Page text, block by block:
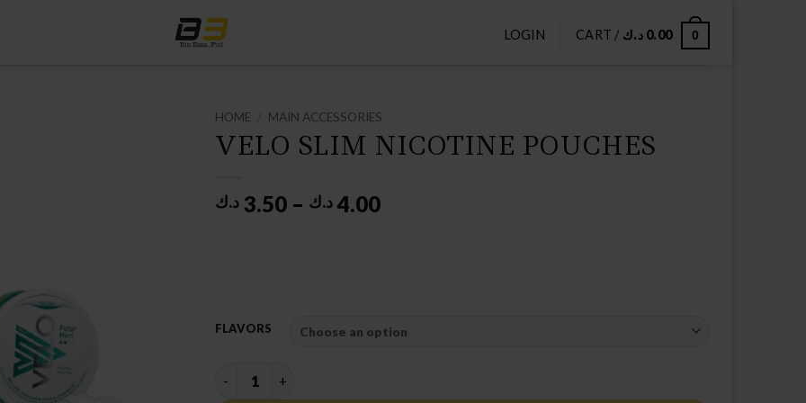
LOGIN CART / 0.00 د.ك 0
HOME MAIN ACCESSORIES
VELO SLIM NICOTINE POUCHES
3.50 د.ك – 4.00 د.ك
Price
FLAVORS